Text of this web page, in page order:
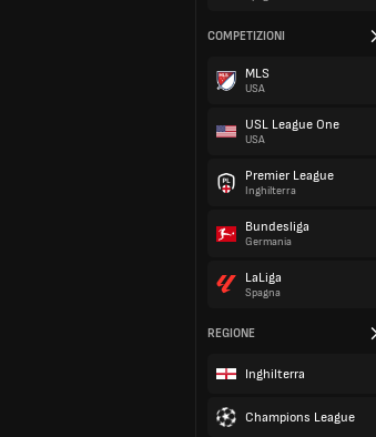
COMPETIZIONI
MLS
USA
USL League One
USA
Premier League
Inghilterra
Bundesliga
Germania
LaLiga
Spagna
REGIONE
Inghilterra
Champions League